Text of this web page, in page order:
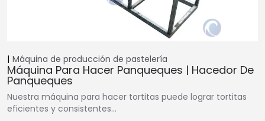
Máquina de producción de pastelería
Máquina Para Hacer Panqueques | Hacedor De
Panqueques
Nuestra máquina para hacer tortitas puede lograr tortitas
eficientes y consistentes…